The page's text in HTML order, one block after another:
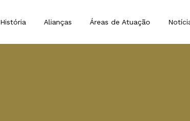
Alianças Áreas de Atuação